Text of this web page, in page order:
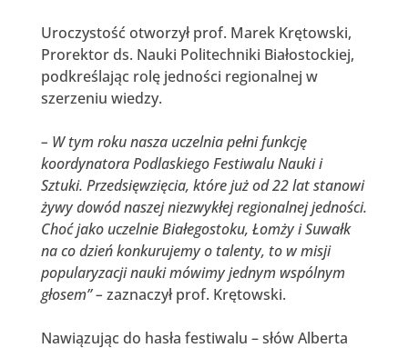
Uroczystość otworzył prof. Marek Krętowski,
Prorektor ds. Nauki Politechniki Białostockiej,
podkreślając rolę jedności regionalnej w
szerzeniu wiedzy.
– W tym roku nasza uczelnia pełni funkcję
koordynatora Podlaskiego Festiwalu Nauki i
Sztuki. Przedsięwzięcia, które już od 22 lat stanowi
żywy dowód naszej niezwykłej regionalnej jedności.
Choć jako uczelnie Białegostoku, Łomży i Suwałk
na co dzień konkurujemy o talenty, to w misji
popularyzacji nauki mówimy jednym wspólnym
głosem” – zaznaczył prof. Krętowski.
Nawiązując do hasła festiwalu – słów Alberta